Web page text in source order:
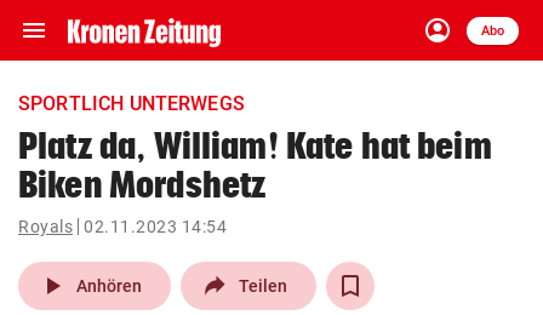
menu Navigation
ein-/ausklappen
account_circle
Anmelden
Abo
close Schließen
account_circle Anmelden
pin_drop
Wien arrow_right
SPORTLICH UNTERWEGS
Platz da, William! Kate hat beim
Biken Mordshetz
Royals 02.11.2023 14:54
play_arrow Anhören Teilen